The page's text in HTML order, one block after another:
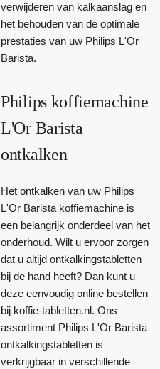
verwijderen van kalkaanslag en
het behouden van de optimale
prestaties van uw Philips L'Or
Barista.
Philips koffiemachine
L'Or Barista
ontkalken
Het ontkalken van uw Philips
L'Or Barista koffiemachine is
een belangrijk onderdeel van het
onderhoud. Wilt u ervoor zorgen
dat u altijd ontkalkingstabletten
bij de hand heeft? Dan kunt u
deze eenvoudig online bestellen
bij koffie-tabletten.nl. Ons
assortiment Philips L'Or Barista
ontkalkingstabletten is
verkrijgbaar in verschillende